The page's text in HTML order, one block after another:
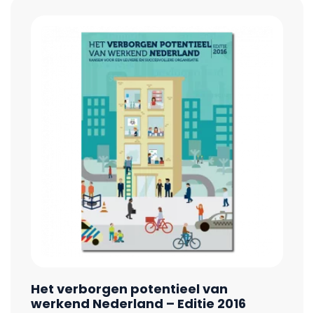
Het verborgen potentieel van
werkend Nederland – Editie 2016